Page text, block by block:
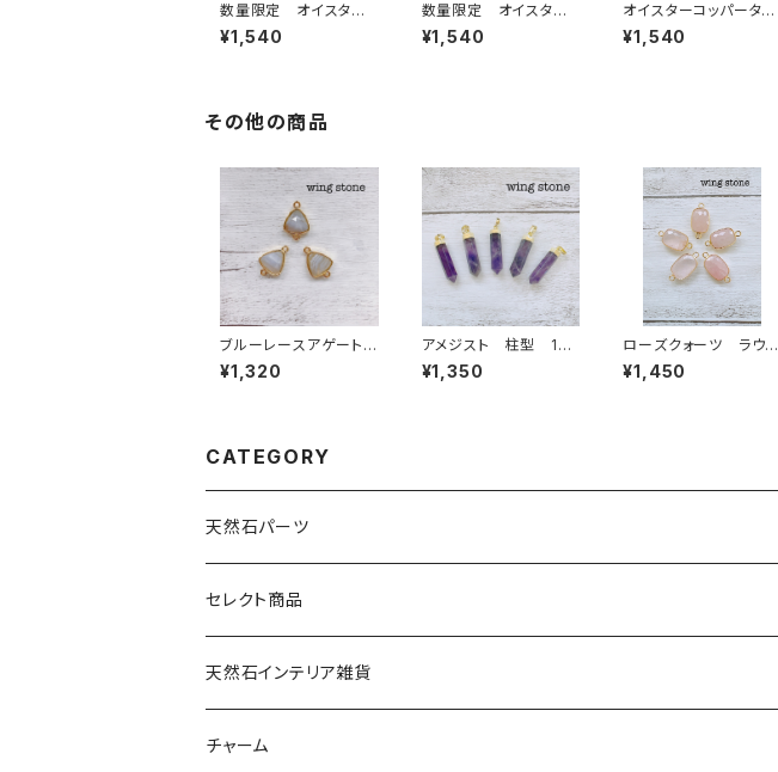
数量限定 オイスター
コッパーターコイズ 2
カン スクエア型
¥1,540
数量限定 オイスター
コッパーターコイズ 2
カン オーバル型
¥1,540
オイスターコッパーター
コイズ 2カン バータ
イプ
¥1,540
その他の商品
ブルーレースアゲート
（トライアングル型）２カ
ン
¥1,320
アメジスト 柱型 1カ
ン
¥1,350
ローズクォーツ ラウン
ド型 2カン
¥1,450
CATEGORY
天然石パーツ
天然石
ドゥルージー
ソーラークォーツ
セレクト商品
天然石インテリア雑貨
天然石スライスコースター
チャーム